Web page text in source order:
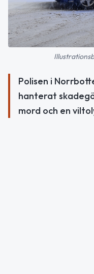
Polisen i
hanterat
mord och en